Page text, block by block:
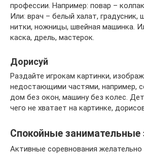
профессии. Например: повар –
Или: врач – белый халат, градусник,
нитки, ножницы, швейная машинка.
каска, дрель, мастерок.
Дорисуй
Раздайте игрокам картинки,
недостающими частями, например,
дом без окон, машину без колес.
чего не хватает на картинке,
Спокойные занимательные
Активные соревнования